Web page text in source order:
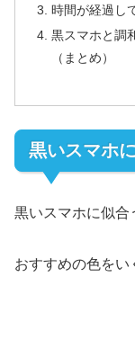
時間が経過し
黒スマホと調
（まとめ）
黒いスマホ
黒いスマホに似合
おすすめの色をい